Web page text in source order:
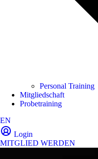
Personal Training
Mitgliedschaft
Probetraining
EN
Login
MITGLIED WERDEN